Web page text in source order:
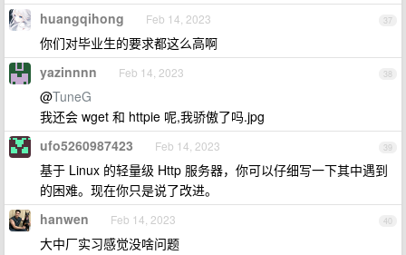
37
huangqihong Feb 14, 2023
你们对毕业生的要求都这么高啊
38
yazinnnn Feb 14, 2023
@TuneG
我还会 wget 和 httpie 呢,我骄傲了吗.jpg
39
ufo5260987423 Feb 14, 2023
基于 Linux 的轻量级 Http 服务器，你可以仔细写一下其中遇到
的困难。现在你只是说了改进。
40
hanwen Feb 14, 2023
大中厂实习感觉没啥问题